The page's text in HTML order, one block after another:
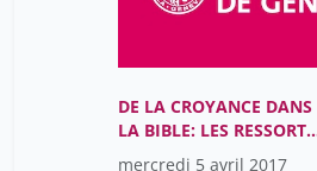
DE LA CROYANCE DANS
LA BIBLE: LES RESSORTS
DU DISCOURS
mercredi 5 avril 2017